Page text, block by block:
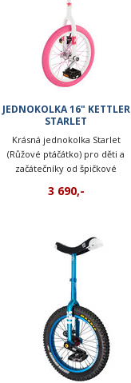
JEDNOKOLKA 16" KETTLER
STARLET
Krásná jednokolka Starlet
(Růžové ptáčátko) pro děti a
začátečníky od špičkové
3 690,-